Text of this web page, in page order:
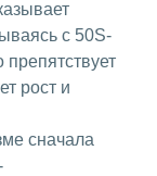
с 50S-
рост и
сначала